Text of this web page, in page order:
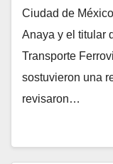
Ciudad de
Anaya y el titular
Transporte
sostuvieron una
revisaron…